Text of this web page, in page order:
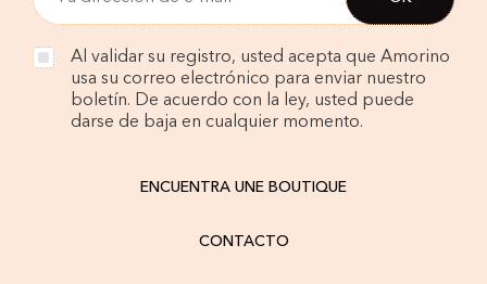
Al validar su registro, usted acepta que Amorino
usa su correo electrónico para enviar nuestro
boletín. De acuerdo con la ley, usted puede
darse de baja en cualquier momento.
ENCUENTRA UNE BOUTIQUE
CONTACTO